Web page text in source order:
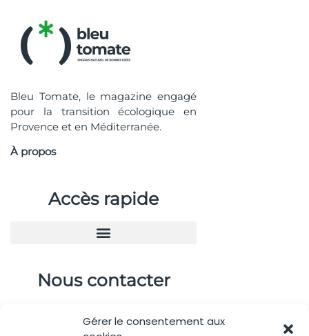
Gérer le consentement aux
Bleu Tomate, le magazine engagé
pour la transition écologique en
Provence et en Méditerranée.
À propos
Accès rapide
Nous contacter
contactBT@bleu-tomate.fr